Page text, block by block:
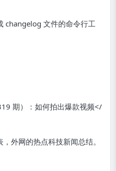
changelog 文件的命令行工
外网的热点科技新闻总结。